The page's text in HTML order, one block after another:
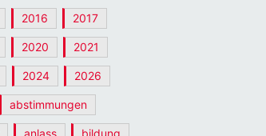
2016 2017
2020 2021
2024 2026
abstimmungen
anlass bildung